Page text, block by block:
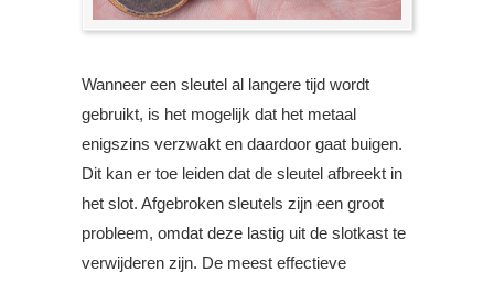
Wanneer een sleutel al langere tijd wordt
gebruikt, is het mogelijk dat het metaal
enigszins verzwakt en daardoor gaat buigen.
Dit kan er toe leiden dat de sleutel afbreekt in
het slot. Afgebroken sleutels zijn een groot
probleem, omdat deze lastig uit de slotkast te
verwijderen zijn. De meest effectieve